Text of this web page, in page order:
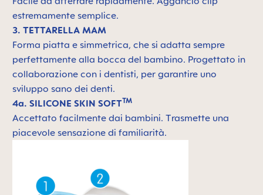
estremamente semplice.
3. TETTARELLA MAM
Forma piatta e simmetrica, che si adatta sempre
perfettamente alla bocca del bambino. Progettato in
collaborazione con i dentisti, per garantire uno
sviluppo sano dei denti.
4a. SILICONE SKIN SOFTTM
Accettato facilmente dai bambini. Trasmette una
piacevole sensazione di familiarità.